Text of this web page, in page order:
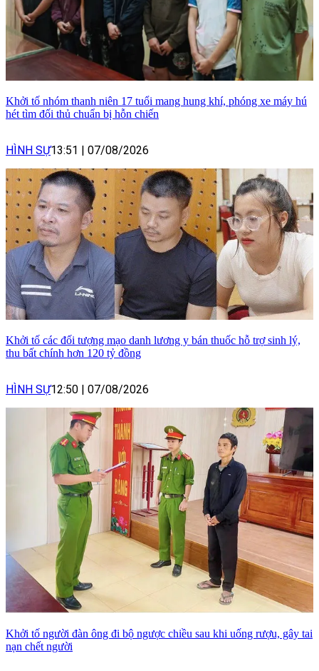
Khởi tố nhóm thanh niên 17 tuổi mang hung khí, phóng xe máy hú
hét tìm đối thủ chuẩn bị hỗn chiến
HÌNH SỰ13:51 | 07/08/2026
Khởi tố các đối tượng mạo danh lương y bán thuốc hỗ trợ sinh lý,
thu bất chính hơn 120 tỷ đồng
HÌNH SỰ12:50 07/08/2026
Khởi tố người đàn ông đi bộ ngược chiều sau khi uống rượu, gây tai
nạn chết người